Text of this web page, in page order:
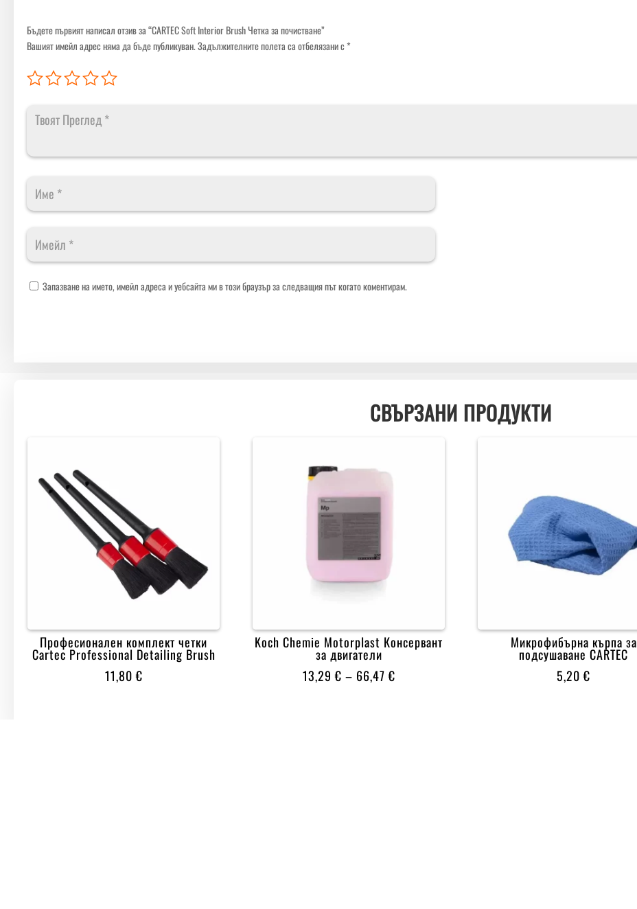
Бъдете първият написал отзив за “CARTEC Soft Interior Brush Четка за почистване”
Вашият имейл адрес няма да бъде публикуван.Задължителните полета са отбелязани с*
Запазване на името, имейл адреса и уебсайта ми в този браузър за следващия път когато коментирам.
СВЪРЗАНИ ПРОДУКТИ
Професионален комплект четки
Cartec Professional Detailing Brush
11,80€
Koch Chemie Motorplast Консервант
за двигатели
13,29€ – 66,47€PRICE
Микрофибърна кърпа за
подсушаване CARTEC
5,20€